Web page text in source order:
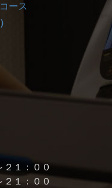
ース
１：００
１：００